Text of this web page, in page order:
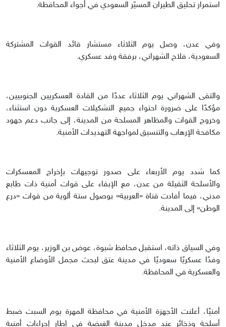
استمرار تحليق الطيران المسيّر السعودي في أجواء المحافظة.
وفي عدن، وصل يوم الثلاثاء مستشار قائد القوات المشتركة
السعودية، فلاح الشهراني، برفقة وفد عسكري.
والتقى الشهراني يوم الثلاثاء عددًا من القادة العسكريين الجنوبيين،
مؤكدًا على ضرورة احتواء جميع التشكيلات العسكرية دون استثناء،
وخروج القوات والمظاهر المسلحة من المدينة، إلى جانب دعم جهود
مكافحة الإرهاب والتنسيق لمواجهة التهديدات الأمنية.
كما شدد يوم الأربعاء على صدور توجيهات بإخراج المعسكرات
والأسلحة الثقيلة من عدن، مع الإبقاء على قوات أمنية ذات طابع
مدني، فيما أفادت قناة «العربية» بوصول ستة ألوية من قوات «درع
الوطن» إلى المدينة.
وفي السياق ذاته، استقبل محافظ شبوة، عوض بن الوزير، يوم الثلاثاء
وفدًا عسكريًا سعوديًا في مدينة عتق لبحث مجمل الأوضاع الأمنية
والعسكرية في المحافظة.
أمنيًا، أعلنت الأجهزة الأمنية في محافظة المهرة يوم السبت ضبط
أسلحة وذخائر عند مدخل مدينة الغيضة في إطار إجراءات أمنية